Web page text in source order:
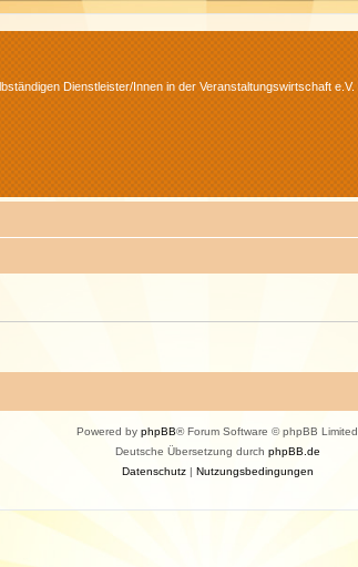
Dienstleister/Innen in der Veranstaltungswirtschaft e.V.
Powered by phpBB® Forum Software © phpBB Limited
Deutsche Übersetzung durch phpBB.de
Datenschutz| Nutzungsbedingungen